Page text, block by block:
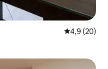
Note
4,9 (20)